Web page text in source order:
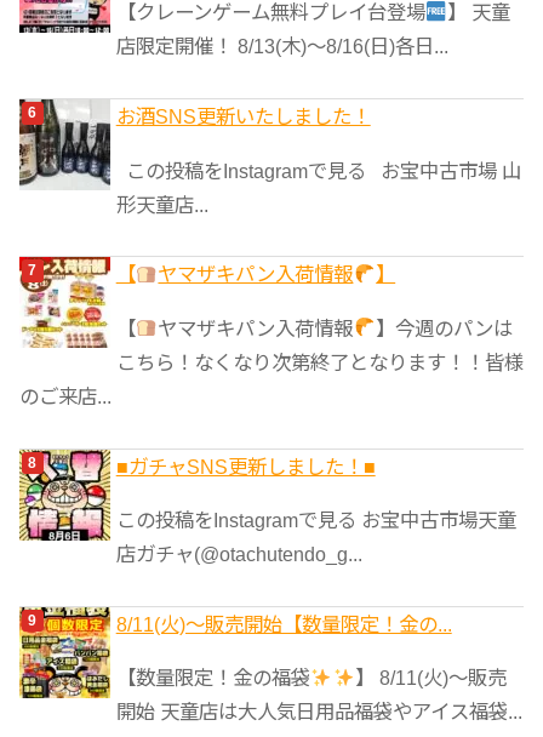
【クレーンゲーム無料プレイ台登場
】 天童
店限定開催！ 8/13(木)～8/16(日)各日...
お酒SNS更新いたしました！
この投稿をInstagramで見る お宝中古市場 山
形天童店...
【 ヤマザキパン入荷情報 】
【 ヤマザキパン入荷情報
】今週のパンは
こちら！なくなり次第終了となります！！皆様
のご来店...
■ガチャSNS更新しました！■
この投稿をInstagramで見る お宝中古市場天童
店ガチャ(@otachutendo_g...
8/11(火)～販売開始【数量限定！金の...
【数量限定！金の福袋
】 8/11(火)～販売
開始 天童店は大人気日用品福袋やアイス福袋...